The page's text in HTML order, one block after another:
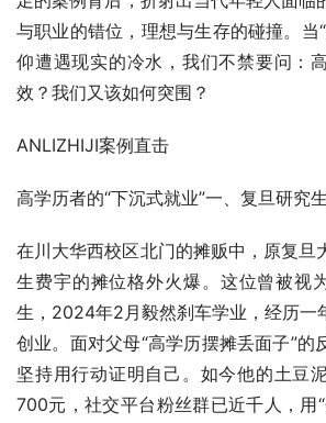
与职业的错位，理想与生存的碰撞。当
仰遭遇现实的冷水，我们不禁要问：
效？我们又该如何突围？
ANLIZHIJI案例直击
高学历者的“下沉式就业”一、复旦
在川大华西校区北门的摊贩中，原复旦
生费宇的摊位格外火爆。这位曾被视
生，2024年2月毅然刹车学业，经历一
创业。面对父母“高学历摆摊丢面子”的
坚持用行动证明自己。如今他的土豆
700元，社交平台粉丝群已近千人，用